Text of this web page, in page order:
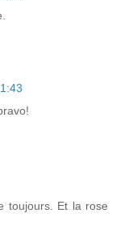
toujours. Et la rose